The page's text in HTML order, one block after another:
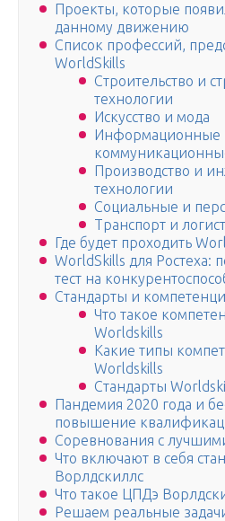
Проекты, которые
данному движению
Список профессий,
WorldSkills
Строительство и
технологии
Искусство и мода
Информационные
Производство и
технологии
Социальные и
Транспорт и
Где будет проходить
WorldSkills для Ростеха:
тест на
Стандарты и
Что такое
Worldskills
Какие типы
Worldskills
Стандарты
Пандемия 2020 года и
повышение
Соревнования с
Что включают в себя
Ворлдскиллс
Что такое ЦПДэ
Решаем реальные